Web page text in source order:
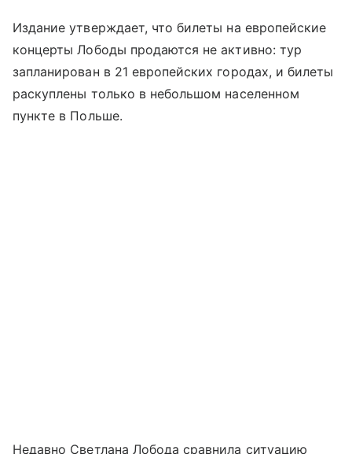
Издание утверждает, что билеты на европейские
концерты Лободы продаются не активно: тур
запланирован в 21 европейских городах, и билеты
раскуплены только в небольшом населенном
пункте в Польше.
Недавно Светлана Лобода сравнила ситуацию